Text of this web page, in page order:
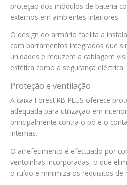
proteção dos módulos de bateria
externos em ambientes interiores.
O design do armário facilita a
com barramentos integrados que
unidades e reduzem a cablagem
estética como a segurança eléctrica.
Proteção e ventilação
A caixa Forest RB-PLUS oferece
adequada para utilização em
principalmente contra o pó e o
internas.
O arrefecimento é efectuado por
ventoinhas incorporadas, o que
o ruído e minimiza os requisitos de